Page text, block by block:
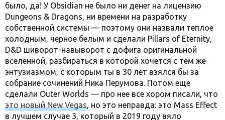
было, да! У Obsidian не было ни денег на лицензию
Dungeons & Dragons, ни времени на разработку
собственной системы — поэтому они назвали теплое
холодным, черное белым и сделали Pillars of Eternity,
D&D шиворот-навыворот с дофига оригинальной
вселенной, разбираться в которой хочется с тем же
энтузиазмом, с которым ты в 30 лет взялся бы за
собрание сочинений Ника Перумова. Потом еще
сделали Outer Worlds — про нее все хором писали, что
это новый New Vegas, но это неправда: это Mass Effect
в лучшем случае 3, который в 2019 году вяло